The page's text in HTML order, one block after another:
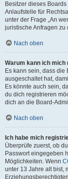
Besitzer dieses
Anlaufstelle für
unter der Frage „An
juristische Anfragen zu
Nach oben
Warum kann ich
Es kann sein, dass
ausgeschaltet hat,
Es könnte auch sein,
du dich registrieren
dich an die Board-
Nach oben
Ich habe mich
Überprüfe zuerst, ob
Passwort eingegeben
Möglichkeiten. Wenn
unter 13 Jahre alt bist,